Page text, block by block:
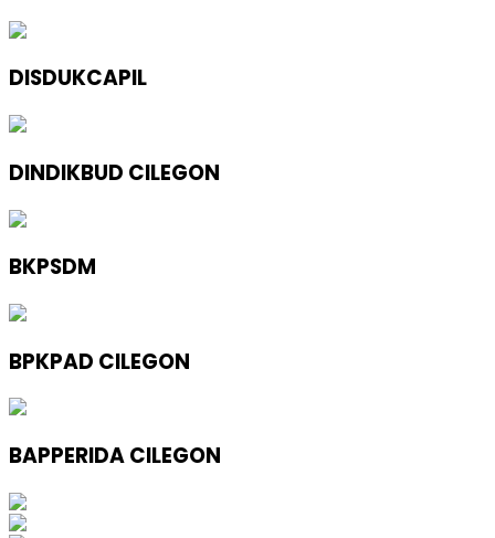
DISDUKCAPIL
DINDIKBUD CILEGON
BKPSDM
BPKPAD CILEGON
BAPPERIDA CILEGON